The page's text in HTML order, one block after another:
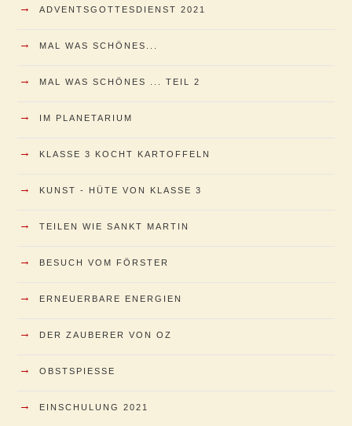
→ ADVENTSGOTTESDIENST 2021
→ MAL WAS SCHÖNES...
→ MAL WAS SCHÖNES ... TEIL 2
→ IM PLANETARIUM
→ KLASSE 3 KOCHT KARTOFFELN
→ KUNST - HÜTE VON KLASSE 3
→ TEILEN WIE SANKT MARTIN
→ BESUCH VOM FÖRSTER
→ ERNEUERBARE ENERGIEN
→ DER ZAUBERER VON OZ
→ OBSTSPIESSE
→ EINSCHULUNG 2021